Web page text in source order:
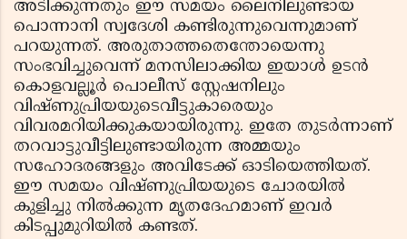
അടിക്കുന്നതും ഈ സമയം ലൈനിലുണ്ടായ
പൊന്നാനി സ്വദേശി കണ്ടിരുന്നുവെന്നുമാണ്
പറയുന്നത്. അരുതാത്തതെന്തോയെന്നു
സംഭവിച്ചുവെന്ന് മനസിലാക്കിയ ഇയാള്‍ ഉടന്‍
കൊളവല്ലൂര്‍ പൊലീസ് സ്റ്റേഷനിലും
വിഷ്ണുപ്രിയയുടെവീട്ടുകാരെയും
വിവരമറിയിക്കുകയായിരുന്നു. ഇതേ തുടര്‍ന്നാണ്
തറവാട്ടുവീട്ടിലുണ്ടായിരുന്ന അമ്മയും
സഹോദരങ്ങളും അവിടേക്ക് ഓടിയെത്തിയത്.
ഈ സമയം വിഷ്ണുപ്രിയയുടെ ചോരയില്‍
കുളിച്ചു നില്‍ക്കുന്ന മൃതദേഹമാണ് ഇവര്‍
കിടപ്പുമുറിയില്‍ കണ്ടത്.